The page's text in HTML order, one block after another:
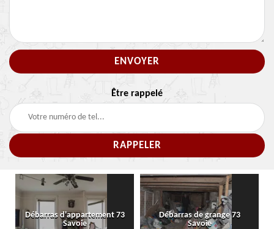
Être rappelé
Débarras d'appartement 73
Savoie
Débarras de grange 73
Savoie